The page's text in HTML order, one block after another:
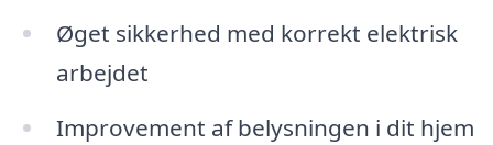
Øget sikkerhed med korrekt elektrisk
arbejdet
Improvement af belysningen i dit hjem